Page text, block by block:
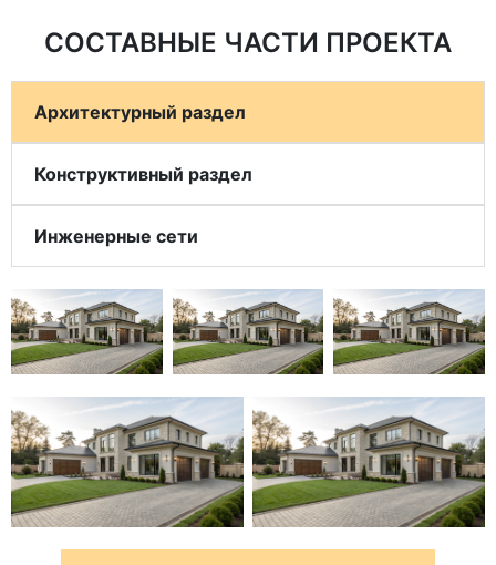
СОСТАВНЫЕ ЧАСТИ ПРОЕКТА
Архитектурный раздел
Конструктивный раздел
Инженерные сети